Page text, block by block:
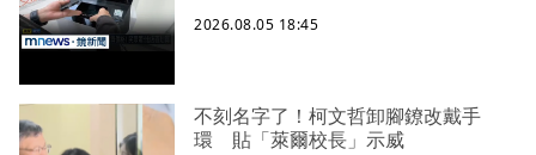
2026.08.05 18:45
不刻名字了！柯文哲卸腳鐐改戴手
環 貼「萊爾校長」示威